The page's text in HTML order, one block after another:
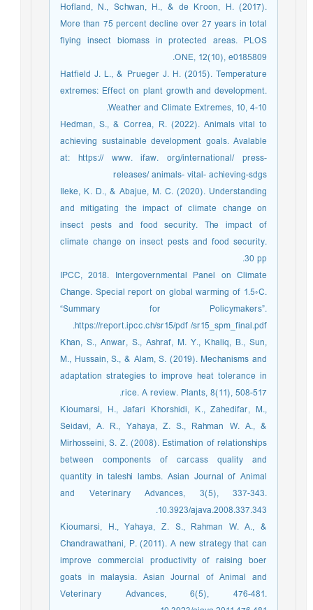
Hofland, N., Schwan, H., & de Kroon, H. (2017).
More than 75 percent decline over 27 years in total
flying insect biomass in protected areas. PLOS
ONE, 12(10), e0185809.‏
Hatfield J. L., & Prueger J. H. (2015). Temperature
extremes: Effect on plant growth and development.
Weather and Climate Extremes, 10, 4-10.
Hedman, S., & Correa, R. (2022). Animals vital to
achieving sustainable development goals. Avalable
at: https:// www. ifaw. org/international/ press-
releases/ animals- vital- achieving-sdgs
Ileke, K. D., & Abajue, M. C. (2020). Understanding
and mitigating the impact of climate change on
insect pests and food security. The impact of
climate change on insect pests and food security.
30 pp.
IPCC, 2018. Intergovernmental Panel on Climate
Change. Special report on global warming of 1.5◦C.
“Summary for Policymakers”.
https://report.ipcc.ch/sr15/pdf /sr15_spm_final.pdf.
Khan, S., Anwar, S., Ashraf, M. Y., Khaliq, B., Sun,
M., Hussain, S., & Alam, S. (2019). Mechanisms and
adaptation strategies to improve heat tolerance in
rice. A review. Plants, 8(11), 508-517.‏
Kioumarsi, H., Jafari Khorshidi, K., Zahedifar, M.,
Seidavi, A. R., Yahaya, Z. S., Rahman W. A., &
Mirhosseini, S. Z. (2008). Estimation of relationships
between components of carcass quality and
quantity in taleshi lambs. Asian Journal of Animal
and Veterinary Advances, 3(5), 337-343.
10.3923/ajava.2008.337.343.
Kioumarsi, H., Yahaya, Z. S., Rahman W. A., &
Chandrawathani, P. (2011). A new strategy that can
improve commercial productivity of raising boer
goats in malaysia. Asian Journal of Animal and
Veterinary Advances, 6(5), 476-481.